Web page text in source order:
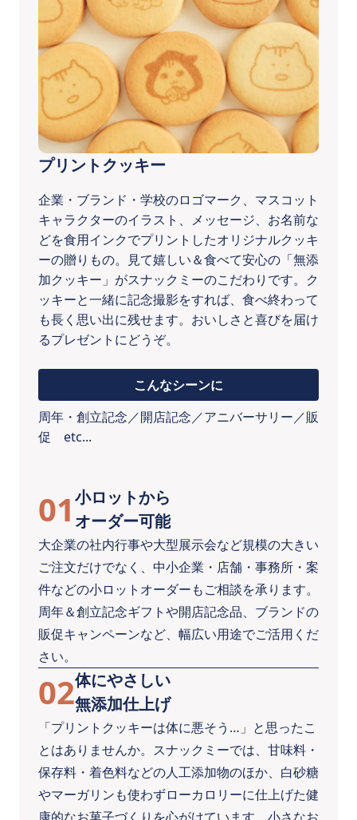
プリントクッキー
企業・ブランド・学校のロゴマーク、マスコット
キャラクターのイラスト、メッセージ、お名前な
どを食用インクでプリントしたオリジナルクッキ
ーの贈りもの。見て嬉しい＆食べて安心の「無添
加クッキー」がスナックミーのこだわりです。ク
ッキーと一緒に記念撮影をすれば、食べ終わって
も長く思い出に残せます。おいしさと喜びを届け
るプレゼントにどうぞ。
こんなシーンに
周年・創立記念／開店記念／アニバーサリー／販
促 etc...
01 小ロットから
オーダー可能
大企業の社内行事や大型展示会など規模の大きい
ご注文だけでなく、中小企業・店舗・事務所・案
件などの小ロットオーダーもご相談を承ります。
周年＆創立記念ギフトや開店記念品、ブランドの
販促キャンペーンなど、幅広い用途でご活用くだ
さい。
02体にやさしい
無添加仕上げ
「プリントクッキーは体に悪そう…」と思ったこ
とはありませんか。スナックミーでは、甘味料・
保存料・着色料などの人工添加物のほか、白砂糖
やマーガリンも使わずローカロリーに仕上げた健